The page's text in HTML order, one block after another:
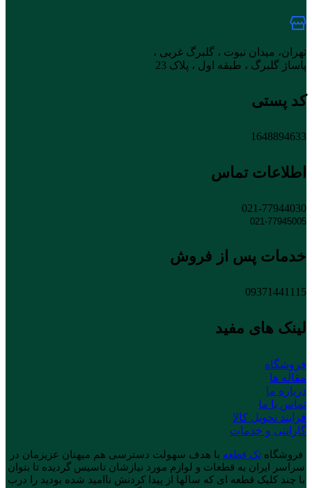
تهران، میدان نبوت ، گلبرگ غربی ،
پاساژ گلبرگ ، طبقه اول ، پلاک 23
کد پستی
1648894633
اطلاعات تماس
021-77944030
021-77945005
خدمات پس از فروش
09371441115
لینک های مفید
فروشگاه
مقاله ها
درباره ما
تماس با ما
فرایند تحویل کالا
گارانتی و خدمات
فروشگاهتک قطعه با هدف سهولت دسترسی هم میهنان عزیزمان در
سراسر ایران به قطعات و لوازم مورد نیازشان تاسیس گردیده تا بتوان
با چند کلیک قطعه ای که سالها از پیدا کردنش ناامید شده بودید را درب